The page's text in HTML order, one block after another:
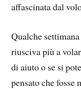
affascinata dal
Qualche
riusciva più a
di aiuto o se si
pensato che fosse